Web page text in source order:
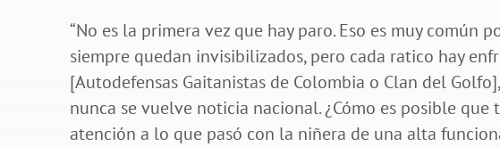
“No es la primera vez que hay paro. Eso es muy común
siempre quedan invisibilizados, pero cada ratico hay
[Autodefensas Gaitanistas de Colombia o Clan del
nunca se vuelve noticia nacional. ¿Cómo es posible
atención a lo que pasó con la niñera de una alta